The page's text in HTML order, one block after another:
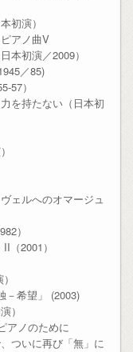
初演）
アノ曲V
本初演／2009）
／85)
57）
を持たない（日本初
ェルへのオマージュ
）
（2001）
－希望」 (2003)
）
アノのために
ついに再び「無」に